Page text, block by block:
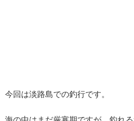
今回は淡路島での釣行です。